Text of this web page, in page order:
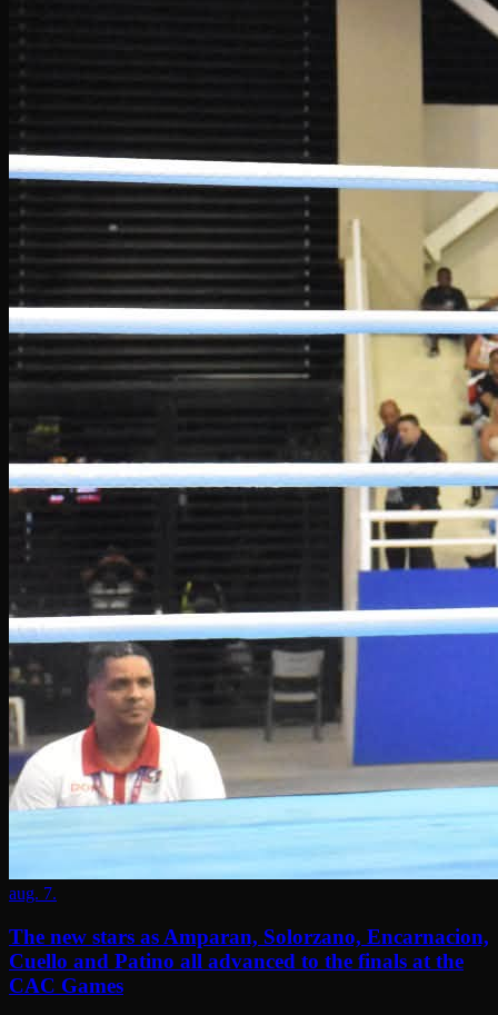
aug. 7.
The new stars as Amparan, Solorzano, Encarnacion,
Cuello and Patino all advanced to the finals at the
CAC Games